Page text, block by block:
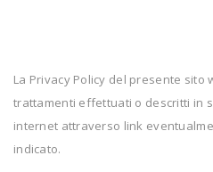
La Privacy Policy del presente sito
trattamenti effettuati o descritti in
internet attraverso link
indicato.